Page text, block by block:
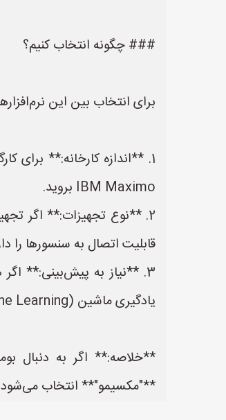
### چگونه انتخاب کنیم؟
برای انتخاب بین این
IBM Maximo بروید.
قابلیت اتصال به سنسورها را
یادگیری ماشین (Machine Learning) داشته باشند (مانند نسخه‌های جدید سرو یا پلتفرم‌های تخصصی دیتای صنعتی).
**خلاصه:** اگر به دنبال
**"مکسیمو"** انتخاب